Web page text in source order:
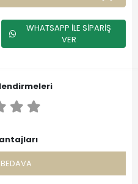
WHATSAPP İLE SİPARİŞ
VER